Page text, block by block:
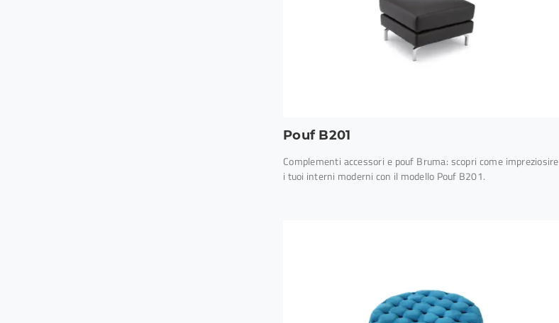
Pouf B201
Complementi accessori e pouf Bruma: scopri come impreziosire
i tuoi interni moderni con il modello Pouf B201.